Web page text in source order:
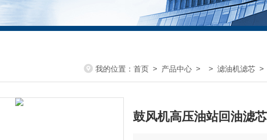
我的位置： 首页 > 产品中心 > > 滤油机滤芯 >
鼓风机高压油站回油滤